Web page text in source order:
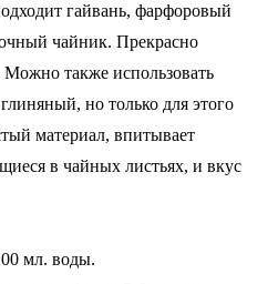
гайвань, фарфоровый
чайник. Прекрасно
также использовать
но только для этого
материал, впитывает
в чайных листьях, и вкус
мл. воды.